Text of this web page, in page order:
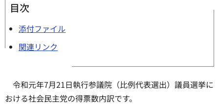
目次
添付ファイル
関連リンク
令和元年7月21日執行参議院（比例代表選出）議員選挙に
おける社会民主党の得票数内訳です。